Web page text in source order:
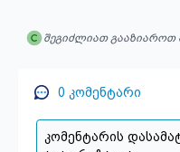
შეგიძლიათ
0 კომენტარი